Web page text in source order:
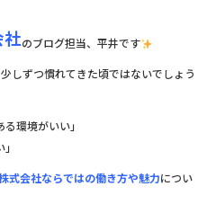
社のブログ担当、平井です
しずつ慣れてきた頃ではないでしょう
環境がいい」
式会社ならではの働き方や魅力につい